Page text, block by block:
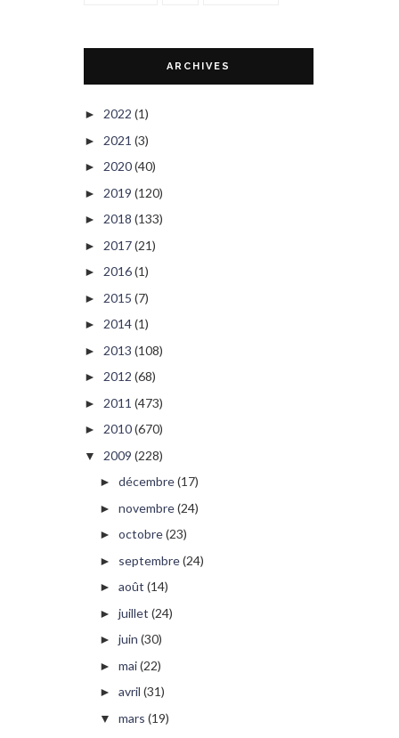
ARCHIVES
► 2022 (1)
► 2021 (3)
► 2020(40)
► 2019 (120)
► 2018 (133)
► 2017(21)
► 2016(1)
► 2015 (7)
► 2014(1)
► 2013 (108)
► 2012 (68)
► 2011 (473)
► 2010(670)
▼ 2009 (228)
► décembre(17)
► novembre(24)
► octobre(23)
► septembre(24)
► août (14)
► juillet (24)
► juin (30)
► mai(22)
► avril (31)
▼ mars (19)